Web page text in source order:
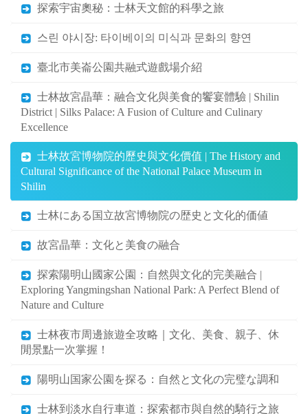
探索宇宙奧秘：士林天文館的科學之旅
스린 야시장: 타이베이의 미식과 문화의 향연
臺北市美崙公園共融式遊戲場介紹
士林故宮晶華：融合文化與美食的饗宴體驗 | Shilin
District | Silks Palace: A Fusion of Culture and Culinary
Excellence
士林故宮博物院的歷史與文化價值 | The History and
Cultural Significance of the National Palace Museum in
Shilin
士林にある国立故宮博物院の歴史と文化的価値
故宮晶華：文化と美食の融合
探索陽明山國家公園：自然與文化的完美融合 |
Exploring Yangmingshan National Park: A Perfect Blend of
Nature and Culture
士林夜市周邊旅遊全攻略｜文化、美食、親子、休
閒景點一次掌握！
陽明山国家公園を探る：自然と文化の完璧な調和
士林到淡水自行車道：探索都市與自然的騎行之旅